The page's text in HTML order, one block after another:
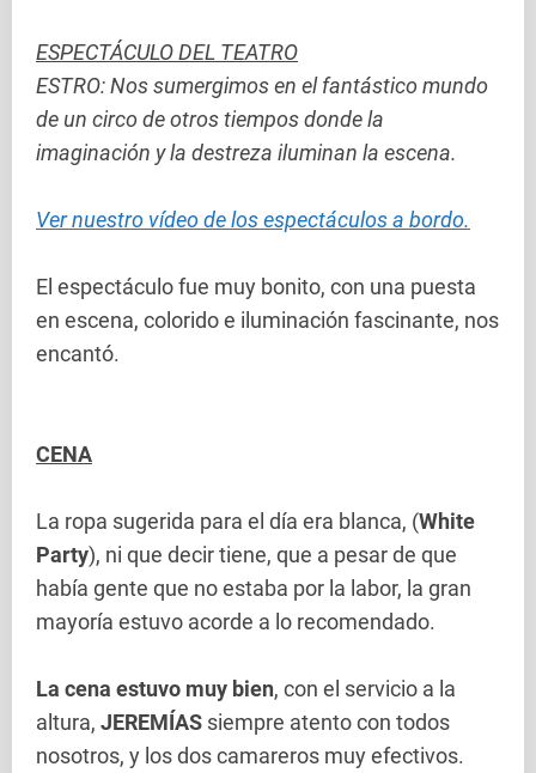
ESPECTÁCULO DEL TEATRO
ESTRO: Nos sumergimos en el fantástico mundo
de un circo de otros tiempos donde la
imaginación y la destreza iluminan la escena.
Ver nuestro vídeo de los espectáculos a bordo.
El espectáculo fue muy bonito, con una puesta
en escena, colorido e iluminación fascinante, nos
encantó.
CENA
La ropa sugerida para el día era blanca, (White
Party), ni que decir tiene, que a pesar de que
había gente que no estaba por la labor, la gran
mayoría estuvo acorde a lo recomendado.
La cena estuvo muy bien, con el servicio a la
altura, JEREMÍAS siempre atento con todos
nosotros, y los dos camareros muy efectivos.